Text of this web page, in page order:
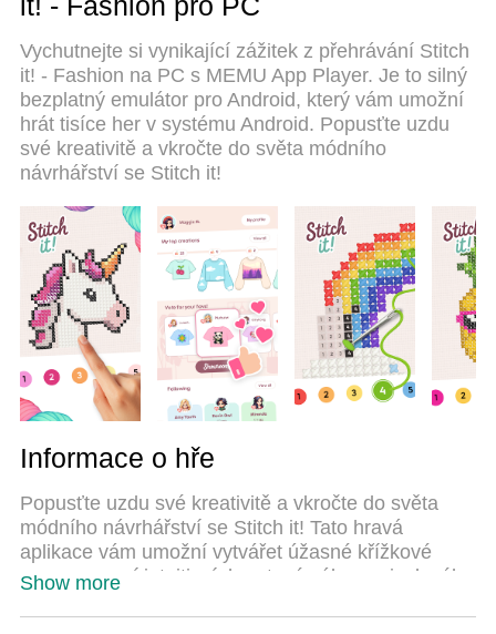
limitations of battery, mobile data and disturbing
playing Stitch it! - Fashion on PC. Prepared with
our expertise, the exquisite preset keymapping
system makes Stitch it! - Fashion a real PC game.
MEmu multi-instance manager makes playing 2 or
more accounts on the same device possible. And
the most important, our exclusive emulation engine
everything smooth.
Vychutnejte si vynikající zážitek z přehrávání Stitch
it! - Fashion na PC s MEMU App Player. Je to silný
bezplatný emulátor pro Android, který vám umožní
hrát tisíce her v systému Android. Popusťte uzdu
své kreativitě a vkročte do světa módního
návrhářství se Stitch it!
Informace o hře
Popusťte uzdu své kreativitě a vkročte do světa
módního návrhářství se Stitch it! Tato hravá
aplikace vám umožní vytvářet úžasné křížkové
vzory pomocí intuitivní, hmatové zábavy pixelového
Show more